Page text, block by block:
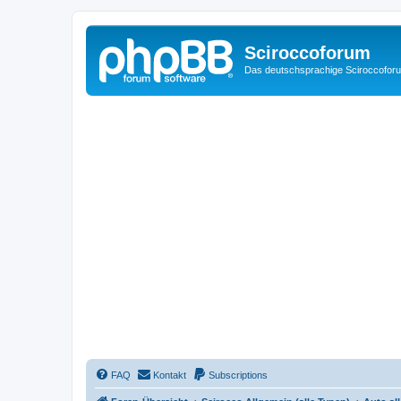
Sciroccoforum
Das deutschsprachige
FAQ Kontakt Subscriptions